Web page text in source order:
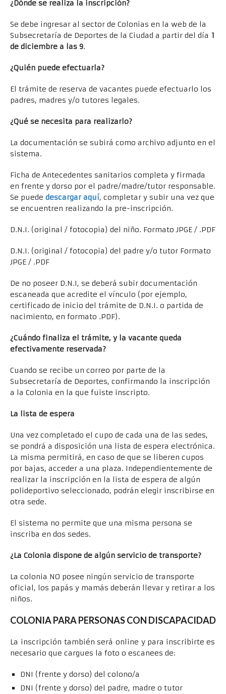
¿Dónde se realiza la inscripción?
Se debe ingresar al sector de Colonias en la web de la
Subsecretaría de Deportes de la Ciudad a partir del día 1
de diciembre a las 9.
¿Quién puede efectuarla?
El trámite de reserva de vacantes puede efectuarlo los
padres, madres y/o tutores legales.
¿Qué se necesita para realizarlo?
La documentación se subirá como archivo adjunto en el
sistema.
Ficha de Antecedentes sanitarios completa y firmada
en frente y dorso por el padre/madre/tutor responsable.
Se puede descargar aquí, completar y subir una vez que
se encuentren realizando la pre-inscripción.
D.N.I. (original / fotocopia) del niño. Formato JPGE / .PDF
D.N.I. (original / fotocopia) del padre y/o tutor Formato
JPGE / .PDF
De no poseer D.N.I, se deberá subir documentación
escaneada que acredite el vínculo (por ejemplo,
certificado de inicio del trámite de D.N.I. o partida de
nacimiento, en formato .PDF).
¿Cuándo finaliza el trámite, y la vacante queda
efectivamente reservada?
Cuando se recibe un correo por parte de la
Subsecretaría de Deportes, confirmando la inscripción
a la Colonia en la que fuiste inscripto.
La lista de espera
Una vez completado el cupo de cada una de las sedes,
se pondrá a disposición una lista de espera electrónica.
La misma permitirá, en caso de que se liberen cupos
por bajas, acceder a una plaza. Independientemente de
realizar la inscripción en la lista de espera de algún
polideportivo seleccionado, podrán elegir inscribirse en
otra sede.
El sistema no permite que una misma persona se
inscriba en dos sedes.
¿La Colonia dispone de algún servicio de transporte?
La colonia NO posee ningún servicio de transporte
oficial, los papás y mamás deberán llevar y retirar a los
niños.
COLONIA PARA PERSONAS CON DISCAPACIDAD
La inscripción también será online y para inscribirte es
necesario que cargues la foto o escanees de:
DNI (frente y dorso) del colono/a
DNI (frente y dorso) del padre, madre o tutor